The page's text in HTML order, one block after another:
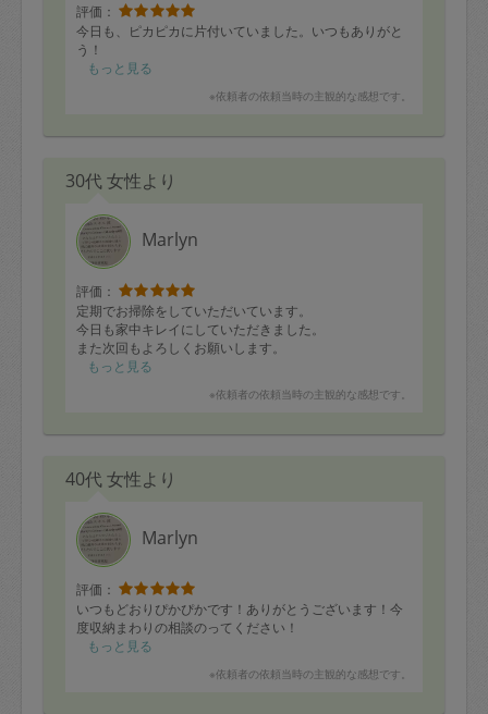
評価：
今日も、ピカピカに片付いていました。いつもありがと
う！
もっと見る
※依頼者の依頼当時の主観的な感想です。
30代 女性より
Marlyn
評価：
定期でお掃除をしていただいています。
今日も家中キレイにしていただきました。
また次回もよろしくお願いします。
もっと見る
※依頼者の依頼当時の主観的な感想です。
40代 女性より
Marlyn
評価：
いつもどおりぴかぴかです！ありがとうございます！今
度収納まわりの相談のってください！
もっと見る
※依頼者の依頼当時の主観的な感想です。